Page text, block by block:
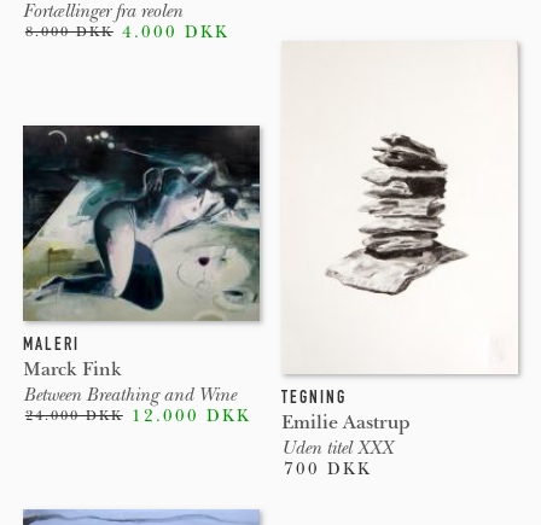
Fortællinger fra reolen
8.000 DKK 4.000 DKK
MALERI
Marck Fink
Between Breathing and Wine
24.000 DKK 12.000 DKK
TEGNING
Emilie Aastrup
Uden titel XXX
700 DKK